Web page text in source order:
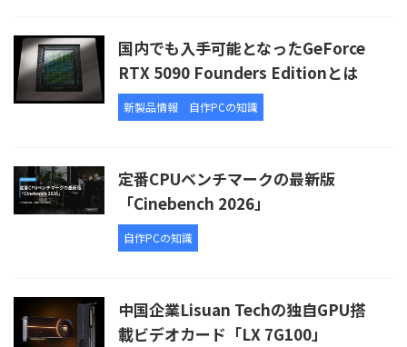
国内でも入手可能となったGeForce
RTX 5090 Founders Editionとは
新製品情報 自作PCの知識
定番CPUベンチマークの最新版
「Cinebench 2026」
自作PCの知識
中国企業Lisuan Techの独自GPU搭
載ビデオカード「LX 7G100」